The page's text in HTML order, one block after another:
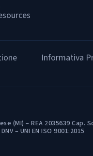
Informativa
(MI) – REA 2035639 Cap.
– UNI EN ISO 9001:2015